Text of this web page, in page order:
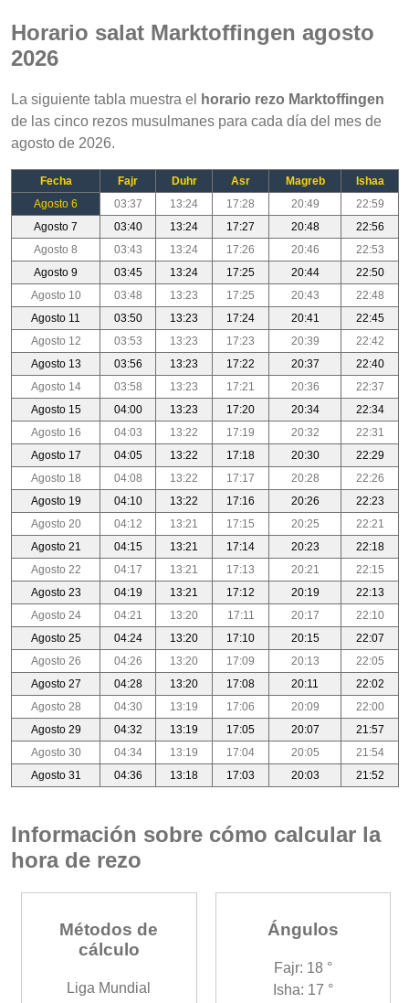
Horario salat Marktoffingen agosto
2026
La siguiente tabla muestra el
horario rezo Marktoffingen
de las cinco rezos musulmanes para cada día del mes de
agosto de 2026.
Fecha Fajr Duhr Asr Magreb
Ishaa
Agosto 6
03:37 13:24 17:28 20:49
22:59
Agosto 7
03:40 13:24 17:27 20:48
22:56
Agosto 8
03:43 13:24 17:26 20:46
22:53
Agosto 9
03:45 13:24 17:25 20:44
22:50
Agosto 10
03:48 13:23 17:25 20:43
22:48
Agosto 11
03:50 13:23 17:24 20:41
22:45
Agosto 12
03:53 13:23 17:23 20:39
22:42
Agosto 13
03:56 13:23 17:22 20:37
22:40
Agosto 14
03:58 13:23 17:21 20:36
22:37
Agosto 15
04:00 13:23 17:20 20:34
22:34
Agosto 16
04:03 13:22 17:19 20:32
22:31
Agosto 17
04:05 13:22 17:18 20:30
22:29
Agosto 18
04:08 13:22 17:17 20:28
22:26
Agosto 19
04:10 13:22 17:16 20:26
22:23
Agosto 20
04:12 13:21 17:15 20:25
22:21
Agosto 21
04:15 13:21 17:14 20:23
22:18
Agosto 22
04:17 13:21 17:13 20:21
22:15
Agosto 23
04:19 13:21 17:12 20:19
22:13
Agosto 24
04:21 13:20 17:11 20:17
22:10
Agosto 25
04:24 13:20 17:10 20:15
22:07
Agosto 26
04:26 13:20 17:09 20:13
22:05
Agosto 27
04:28 13:20 17:08 20:11
22:02
Agosto 28
04:30 13:19 17:06 20:09
22:00
Agosto 29
04:32 13:19 17:05 20:07
21:57
Agosto 30
04:34 13:19 17:04 20:05
21:54
Agosto 31
04:36 13:18 17:03 20:03 21:52
Información sobre cómo calcular la
hora de rezo
Métodos de
cálculo
Liga Mundial
Ángulos
Fajr: 18 °
Isha: 17 °